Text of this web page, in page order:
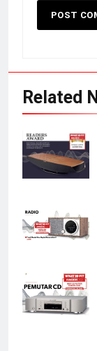
Related